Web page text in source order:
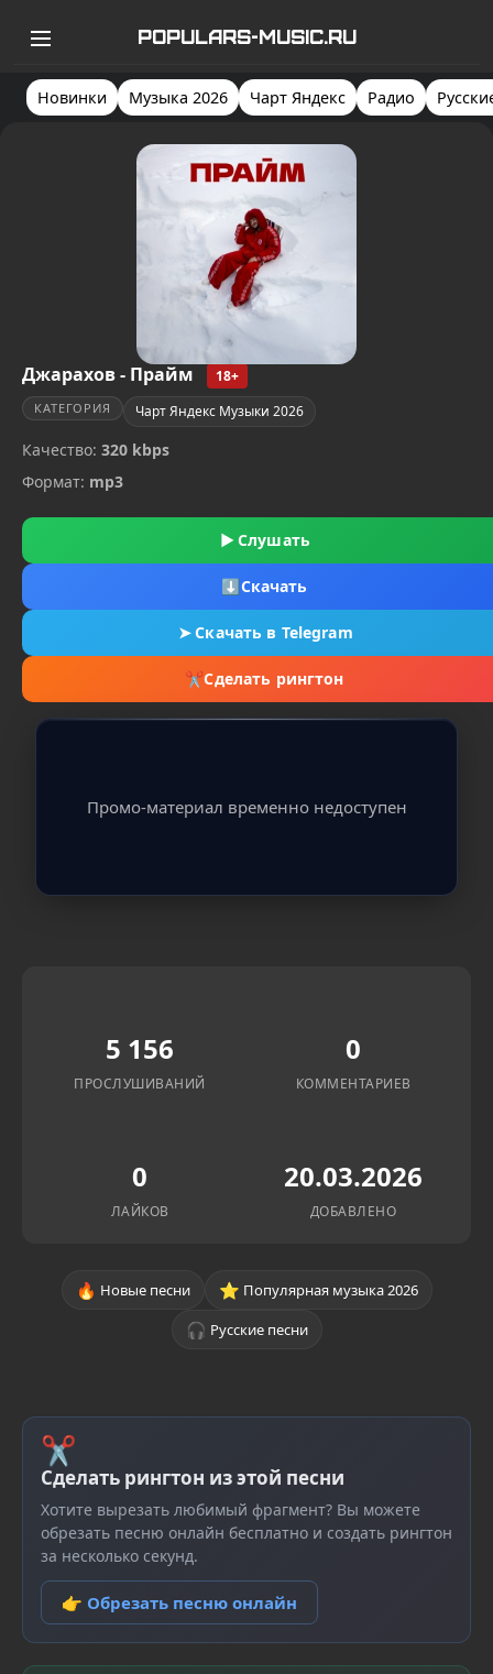
POPULARS-MUSIC.RU
Новинки Музыка 2026 Чарт Яндекс Радио
Джарахов - Прайм 18+
КАТЕГОРИЯ Чарт Яндекс Музыки 2026
Качество: 320 kbps
Формат: mp3
▶ Слушать
⬇Скачать
➤Скачать в Telegram
✂Сделать рингтон
Промо-материал временно недоступен
5 156
ПРОСЛУШИВАНИЙ
0
КОММЕНТАРИЕВ
0
ЛАЙКОВ
20.03.2026
ДОБАВЛЕНО
🔥 Новые песни ⭐ Популярная музыка 2026
🎧 Русские песни
✂
Сделать рингтон из этой песни
Хотите вырезать любимый фрагмент? Вы можете
обрезать песню онлайн бесплатно и создать рингтон
за несколько секунд.
👉 Обрезать песню онлайн